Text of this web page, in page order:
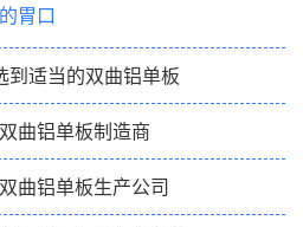
胃口
到适当的双曲铝单板
曲铝单板制造商
曲铝单板生产公司